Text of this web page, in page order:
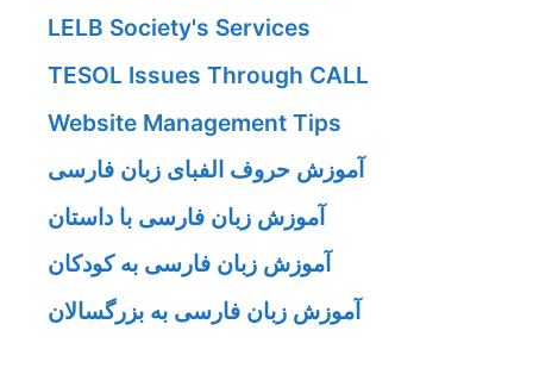
LELB Society's Services
TESOL Issues Through CALL
Website Management Tips
آموزش حروف الفبای زبان فارسی
آموزش زبان فارسی با داستان
آموزش زبان فارسی به کودکان
آموزش زبان فارسی به بزرگسالان